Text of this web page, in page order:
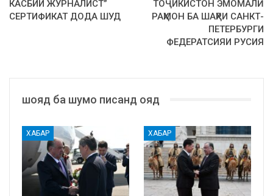
КАСБИИ ЖУРНАЛИСТ”
СЕРТИФИКАТ ДОДА ШУД
ТОҶИКИСТОН ЭМОМАЛӢ
РАҲМОН БА ШАҲРИ САНКТ-
ПЕТЕРБУРГИ
ФЕДЕРАТСИЯИ РУСИЯ
шояд ба шумо писанд ояд
ХАБАР ХАБАР